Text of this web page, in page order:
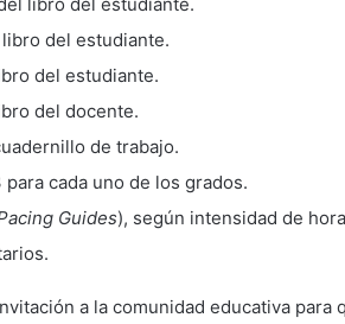
del estudiante.
del estudiante.
del docente.
de trabajo.
cada uno de los grados.
Guides), según intensidad de
a la comunidad educativa